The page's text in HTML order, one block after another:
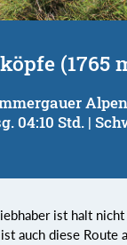
(1765
04:10 Std. |
ist halt nicht
auch diese Route